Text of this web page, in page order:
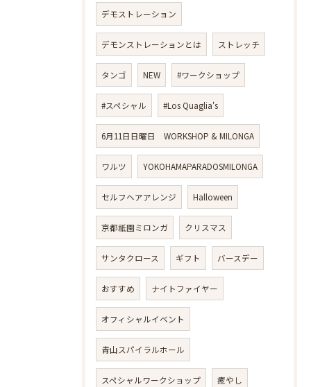
デモストレーション
デモンストレーションとは ストレッチ
タンゴ NEW #ワークショップ
#スペシャル #Los Quaglia's
6月11日日曜日 WORKSHOP & MILONGA
ワルツ YOKOHAMAPARADOSMILONGA
セルフヘアアレンジ Halloween
京都祇園ミロンガ クリスマス
サンタクロース ギフト バースデー
おすすめ ナイトファイヤー
オフィシャルイベント
青山スパイラルホール
スペシャルワークショップ 癒やし